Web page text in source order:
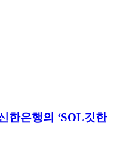
한은행의 ‘SOL깃한